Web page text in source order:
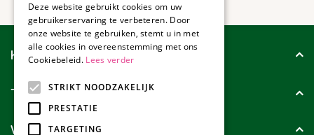
Klantenservice
Tuincollectie
Wie zijn wij?
Deze website gebruikt cookies om uw
gebruikerservaring te verbeteren. Door
onze website te gebruiken, stemt u in met
alle cookies in overeenstemming met ons
Cookiebeleid. Lees verder
STRIKT NOODZAKELIJK
PRESTATIE
TARGETING